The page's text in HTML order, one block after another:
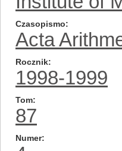
Czasopismo
Acta
Rocznik
1998-1999
Tom
87
Numer